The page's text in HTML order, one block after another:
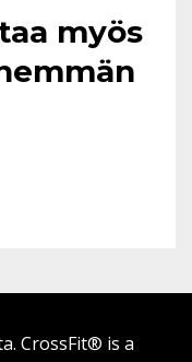
myös
CrossFit® is a